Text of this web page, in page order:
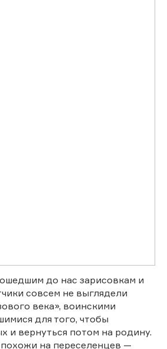
до нас зарисовкам и
совсем не выглядели
века», воинскими
для того, чтобы
и вернуться потом на родину.
на переселенцев —